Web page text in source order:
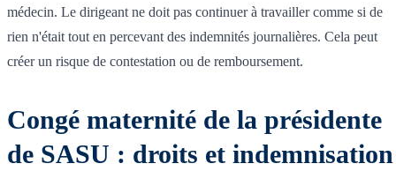
médecin. Le dirigeant ne doit pas continuer à travailler comme si de
rien n'était tout en percevant des indemnités journalières. Cela peut
créer un risque de contestation ou de remboursement.
Congé maternité de la présidente
de SASU : droits et indemnisation